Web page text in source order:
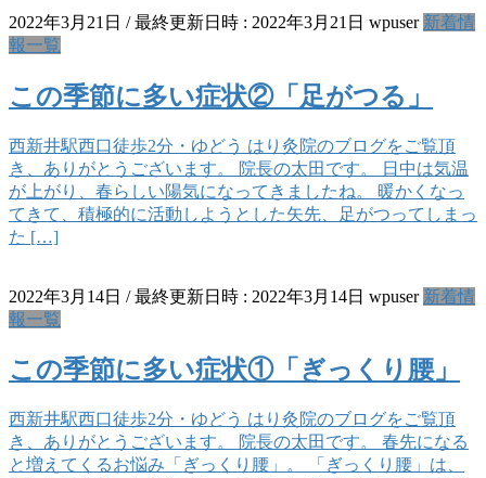
2022年3月21日 / 最終更新日時 : 2022年3月21日 wpuser 新着情
報一覧
この季節に多い症状②「足がつる」
西新井駅西口徒歩2分・ゆどう はり灸院のブログをご覧頂
き、ありがとうございます。 院長の太田です。 日中は気温
が上がり、春らしい陽気になってきましたね。 暖かくなっ
てきて、積極的に活動しようとした矢先、足がつってしまっ
た […]
2022年3月14日 / 最終更新日時 : 2022年3月14日 wpuser 新着情
報一覧
この季節に多い症状①「ぎっくり腰」
西新井駅西口徒歩2分・ゆどう はり灸院のブログをご覧頂
き、ありがとうございます。 院長の太田です。 春先になる
と増えてくるお悩み「ぎっくり腰」。 「ぎっくり腰」は、